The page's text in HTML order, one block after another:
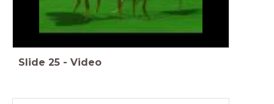
Slide 25 - Video